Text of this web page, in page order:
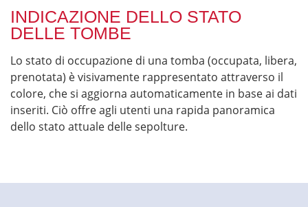
INDICAZIONE DELLO STATO
DELLE TOMBE
Lo stato di occupazione di una tomba (occupata, libera,
prenotata) è visivamente rappresentato attraverso il
colore, che si aggiorna automaticamente in base ai dati
inseriti. Ciò offre agli utenti una rapida panoramica
dello stato attuale delle sepolture.